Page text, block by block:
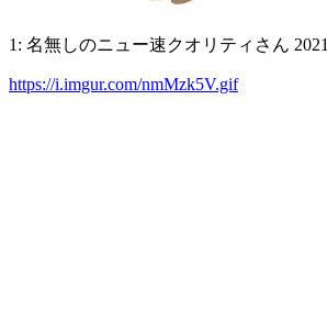
1: 名無しのニュー速クオリティさん
https://i.imgur.com/nmMzk5V.gif